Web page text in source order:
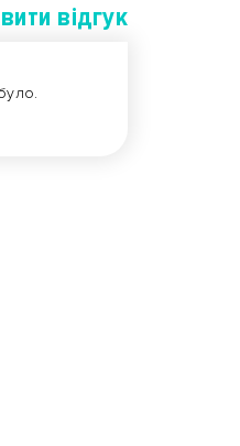
вiдгук